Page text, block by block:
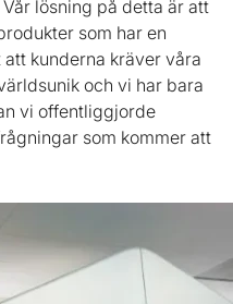
lösning på detta är att
som har en
kunderna kräver våra
och vi har bara
vi offentliggjorde
som kommer att